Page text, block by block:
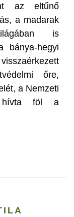
az eltűnő
a madarak
is
bánya-hegyi
őre,
a Nemzeti
hívta föl a